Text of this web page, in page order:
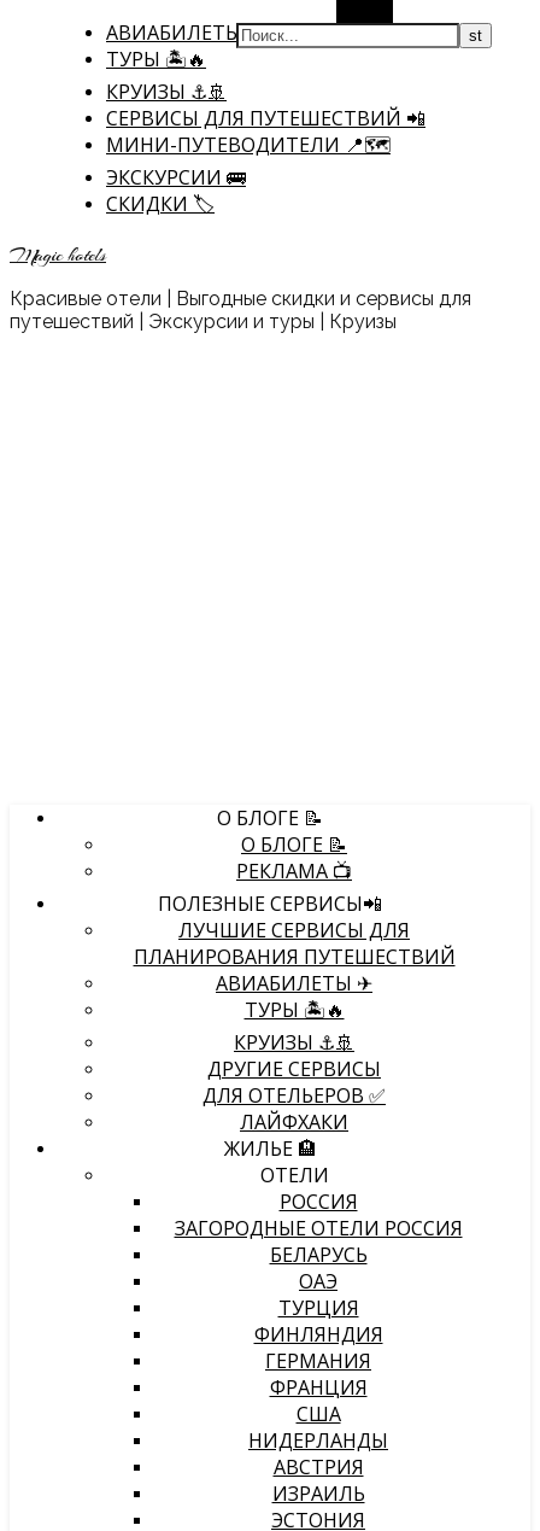
АВИАБИЛЕТЫ ✈
ТУРЫ 🏝🔥
КРУИЗЫ ⚓🚢
CЕРВИСЫ ДЛЯ ПУТЕШЕСТВИЙ 📲
МИНИ-ПУТЕВОДИТЕЛИ 📍🗺️
ЭКСКУРСИИ 🚌
СКИДКИ 🏷️
Magic hotels
Красивые отели | Выгодные скидки и сервисы для
путешествий | Экскурсии и туры | Круизы
О БЛОГЕ 📝
О БЛОГЕ 📝
РЕКЛАМА 📺
ПОЛЕЗНЫЕ СЕРВИСЫ📲
ЛУЧШИЕ СЕРВИСЫ ДЛЯ
ПЛАНИРОВАНИЯ ПУТЕШЕСТВИЙ
АВИАБИЛЕТЫ ✈
ТУРЫ 🏝🔥
КРУИЗЫ ⚓🚢
ДРУГИЕ СЕРВИСЫ
ДЛЯ ОТЕЛЬЕРОВ ✅
ЛАЙФХАКИ
ЖИЛЬЕ 🏨
ОТЕЛИ
РОССИЯ
ЗАГОРОДНЫЕ ОТЕЛИ РОССИЯ
БЕЛАРУСЬ
ОАЭ
ТУРЦИЯ
ФИНЛЯНДИЯ
ГЕРМАНИЯ
ФРАНЦИЯ
США
НИДЕРЛАНДЫ
АВСТРИЯ
ИЗРАИЛЬ
ЭСТОНИЯ